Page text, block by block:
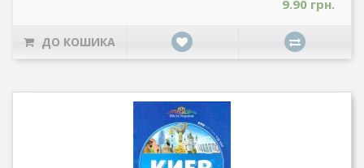
9.90 грн.
ДО КОШИКА